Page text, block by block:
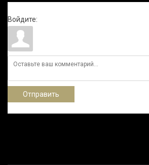
Войдите:
Отправить